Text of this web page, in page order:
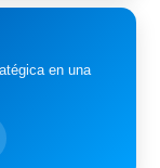
en una